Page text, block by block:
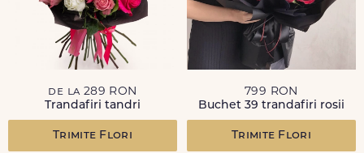
de la 289 RON
Trandafiri tandri
Trimite Flori
799 RON
Buchet 39 trandafiri rosii
Trimite Flori